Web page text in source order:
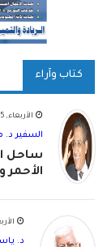
كتاب وآراء
الأربعاء, 05 أغسطس 2026
السفير
ساحل
الأحمر
الأربعاء,
د.